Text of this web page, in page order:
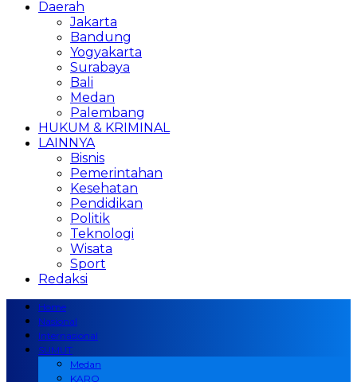
Daerah
Jakarta
Bandung
Yogyakarta
Surabaya
Bali
Medan
Palembang
HUKUM & KRIMINAL
LAINNYA
Bisnis
Pemerintahan
Kesehatan
Pendidikan
Politik
Teknologi
Wisata
Sport
Redaksi
Home
Nasional
Internasional
SUMUT
Medan
KARO